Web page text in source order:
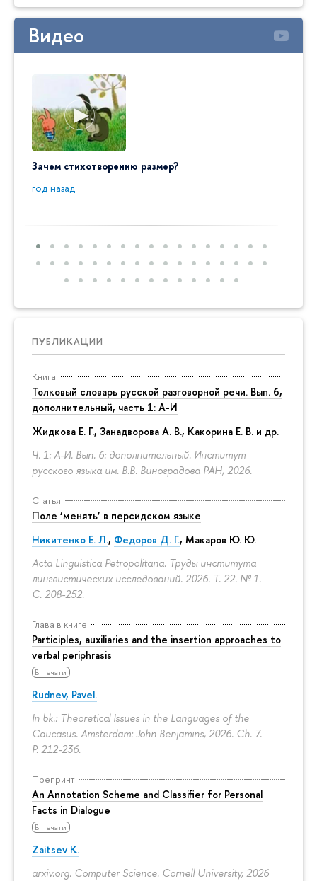
Видео
Зачем стихотворению размер?
год назад
ПУБЛИКАЦИИ
Книга
Толковый словарь русской разговорной речи. Вып. 6,
дополнительный, часть 1: А-И
Жидкова Е. Г., Занадворова А. В., Какорина Е. В. и др.
Ч. 1: А-И. Вып. 6: дополнительный. Институт
русского языка им. В.В. Виноградова РАН, 2026.
Статья
Поле ‘менять’ в персидском языке
Никитенко Е. Л., Федоров Д. Г., Макаров Ю. Ю.
Acta Linguistica Petropolitana. Труды института
лингвистических исследований. 2026. Т. 22. № 1.
С. 208-252.
Глава в книге
Participles, auxiliaries and the insertion approaches to
verbal periphrasis
В печати
Rudnev, Pavel.
In bk.: Theoretical Issues in the Languages of the
Caucasus. Amsterdam: John Benjamins, 2026. Ch. 7.
P. 212-236.
Препринт
An Annotation Scheme and Classifier for Personal
Facts in Dialogue
В печати
Zaitsev K.
arxiv.org. Computer Science. Cornell University, 2026